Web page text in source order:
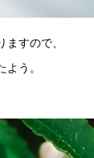
すので、
う。